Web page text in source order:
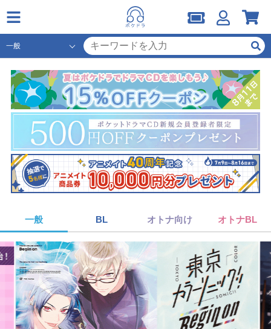
一般 BL オトナ向け オトナBL